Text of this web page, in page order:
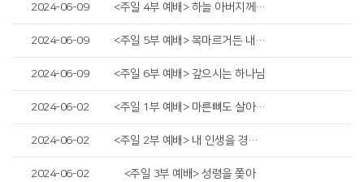
2024-06-09 <주일 4부 예배> 하늘 아버지께서 구하는 자에게
2024-06-09 <주일 5부 예배> 목마르거든 내게로 와서 마시라
2024-06-09 <주일 6부 예배> 갚으시는 하나님
2024-06-02 <주일 1부 예배> 마른뼈도 살아난다
2024-06-02 <주일 2부 예배> 내 인생을 경작하고 지켜내야 합니다
2024-06-02 <주일 3부 예배> 성령을 쫓아